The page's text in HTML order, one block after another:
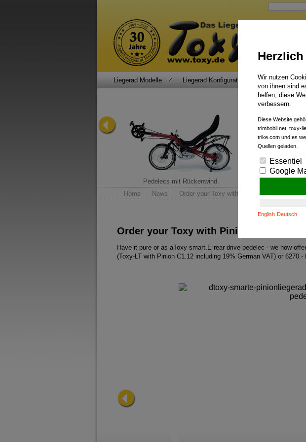
Liegerad Modelle Liegerad Konfigurator Faszination
Pedelecs mit Rückenwind.
Home
News Order your Toxy with Pinion drive now!
Order your Toxy with Pinion drive now!
Have it pure or as aToxy smart.E rear drive pedelec - we now
(Toxy-LT with Pinion C1.12 including 19% German VAT) or
Wir nutzen
von ihnen sind
helfen, diese
verbessern.
Diese Website
trimbobil.net, toxy-
trike.com und es
Quellen geladen.
Essentiel
Google
English Deutsch